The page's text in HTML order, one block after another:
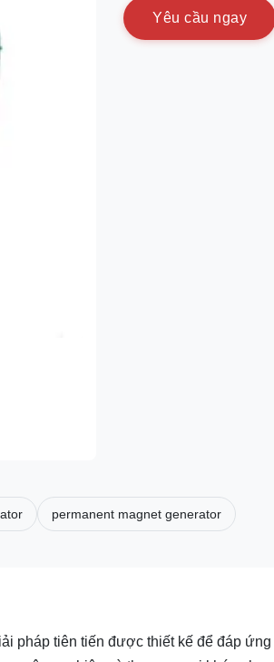
Yêu cầu ngay
permanent magnet generator
pháp tiên tiến được thiết kế để đáp ứng